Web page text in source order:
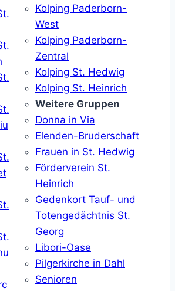
Kolping Paderborn-
West
Kolping Paderborn-
Zentral
Kolping St. Hedwig
Kolping St. Heinrich
Weitere Gruppen
Donna in Via
Elenden-Bruderschaft
Frauen in St. Hedwig
Förderverein St.
Heinrich
Gedenkort Tauf- und
Totengedächtnis St.
Georg
Libori-Oase
Pilgerkirche in Dahl
Senioren